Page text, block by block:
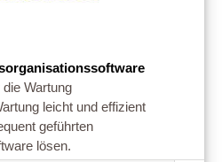
Wartung
leicht und effizient
geführten
lösen.